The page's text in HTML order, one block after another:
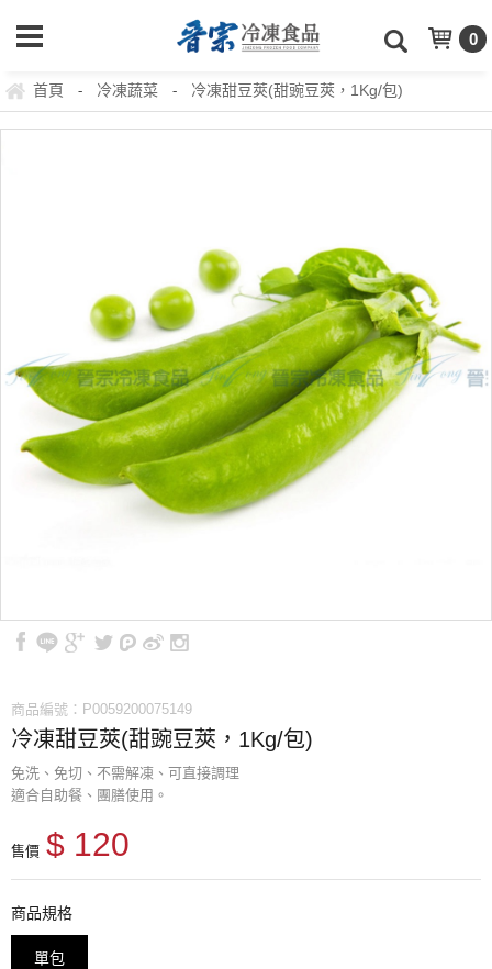
0
首頁 - 冷凍蔬菜 - 冷凍甜豆莢(甜豌豆莢，1Kg/包)
商品編號：P0059200075149
冷凍甜豆莢(甜豌豆莢，1Kg/包)
免洗、免切、不需解凍、可直接調理
適合自助餐、團膳使用。
售價 $ 120
商品規格
單包